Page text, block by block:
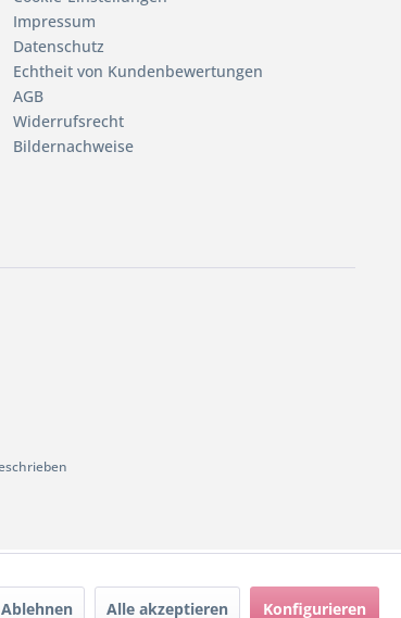
Impressum
Datenschutz
Echtheit von Kundenbewertungen
AGB
Widerrufsrecht
Bildernachweise
Ablehnen Alle akzeptieren Konfigurieren